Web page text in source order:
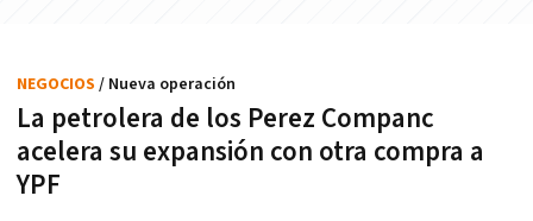
La petrolera de los Perez Companc
acelera su expansión con otra compra a
YPF
NEGOCIOS / Nueva operación